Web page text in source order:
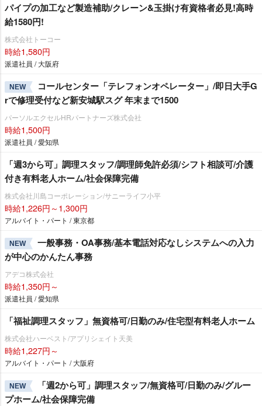
パイプの加工など製造補助/クレーン&玉掛け有資格者必見!高時
給1580円!
株式会社トーコー
時給1,580円
派遣社員 / 大阪府
NEW
コールセンター「テレフォンオペレーター」/即日大手G
rで修理受付など新安城駅スグ 年末まで1500
パーソルエクセルHRパートナーズ株式会社
時給1,500円
派遣社員 / 愛知県
「週3から可」調理スタッフ/調理師免許必須/シフト相談可/介護
付き有料老人ホーム/社会保障完備
株式会社川島コーポレーション/サニーライフ小平
時給1,226円～1,300円
アルバイト・パート / 東京都
NEW
一般事務・OA事務/基本電話対応なしシステムへの入力
が中心のかんたん事務
アデコ株式会社
時給1,350円～
派遣社員 / 愛知県
「福祉調理スタッフ」無資格可/日勤のみ/住宅型有料老人ホーム
株式会社ハーベスト/アプリシェイト天美
時給1,227円～
アルバイト・パート / 大阪府
NEW
「週2から可」調理スタッフ/無資格可/日勤のみ/グルー
プホーム/社会保障完備